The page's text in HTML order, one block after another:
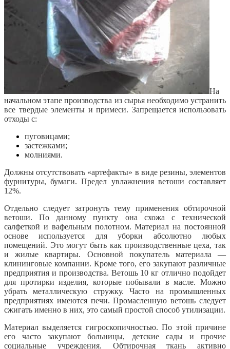
На
начальном этапе производства из сырья необходимо устранить
все твердые элементы и примеси. Запрещается использовать
отходы с:
пуговицами;
застежками;
молниями.
Должны отсутствовать «артефакты» в виде резины, элементов
фурнитуры, бумаги. Предел увлажнения ветоши составляет
12%.
Отдельно следует затронуть тему применения обтирочной
ветоши. По данному пункту она схожа с технической
салфеткой и вафельным полотном. Материал на постоянной
основе используется для уборки абсолютно любых
помещений. Это могут быть как производственные цеха, так
и жилые квартиры. Основной покупатель материала —
клининговые компании. Кроме того, его закупают различные
предприятия и производства. Ветошь 10 кг отлично подойдет
для протирки изделия, которые побывали в масле. Можно
убрать металлическую стружку. Часто на промышленных
предприятиях имеются печи. Промасленную ветошь следует
сжигать именно в них, это самый простой способ утилизации.
Материал выделяется гигроскопичностью. По этой причине
его часто закупают больницы, детские сады и прочие
социальные учреждения. Обтирочная ткань активно